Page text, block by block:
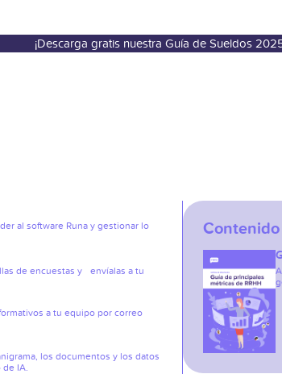
¡Descarga gratis nuestra Guía de Sueldos
al software Runa y gestionar lo
de encuestas y envíalas a tu
a tu equipo por correo
los documentos y los datos
IA.